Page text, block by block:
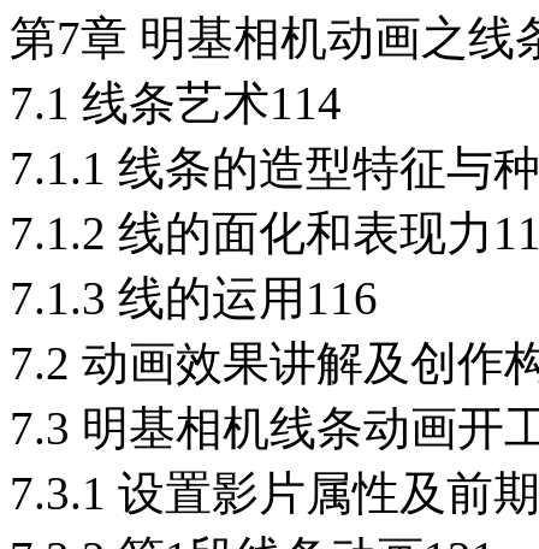
第7章 明基相机动画之线
7.1 线条艺术114
7.1.1 线条的造型特征与
7.1.2 线的面化和表现力
7.1.3 线的运用116
7.2 动画效果讲解及创作
7.3 明基相机线条动画开
7.3.1 设置影片属性及前